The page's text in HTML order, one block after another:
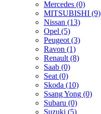
Mercedes (0)
MITSUBISHI (9)
Nissan (13)
Opel (5)
Peugeot (3)
Ravon (1)
Renault (8)
Saab (0)
Seat (0)
Skoda (10)
Ssang Yong (0)
Subaru (0)
Suzuki (5)